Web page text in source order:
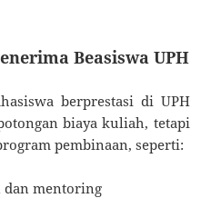
Beasiswa UPH
berprestasi di UPH
biaya kuliah, tetapi
pembinaan, seperti:
dan mentoring